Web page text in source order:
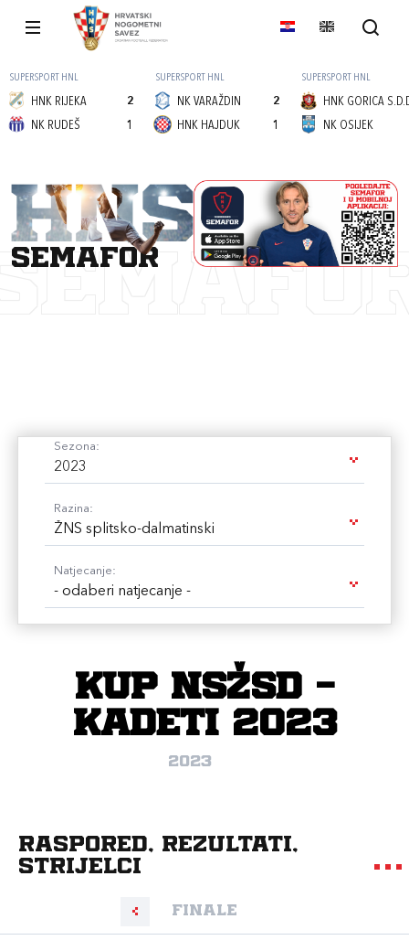
SUPERSPORT HNL
HNK RIJEKA
2
1
NK RUDEŠ
SUPERSPORT HNL
NK VARAŽDIN
2
1
HNK HAJDUK
SUPERSPORT HNL
HNK GORICA
NK OSIJEK
semafor
Sezona:
2023
Razina:
ŽNS splitsko-dalmatinski
Natjecanje:
- odaberi natjecanje -
Kup NSŽSD -
kadeti 2023
2023
Raspored, rezultati,
strijelci
Finale